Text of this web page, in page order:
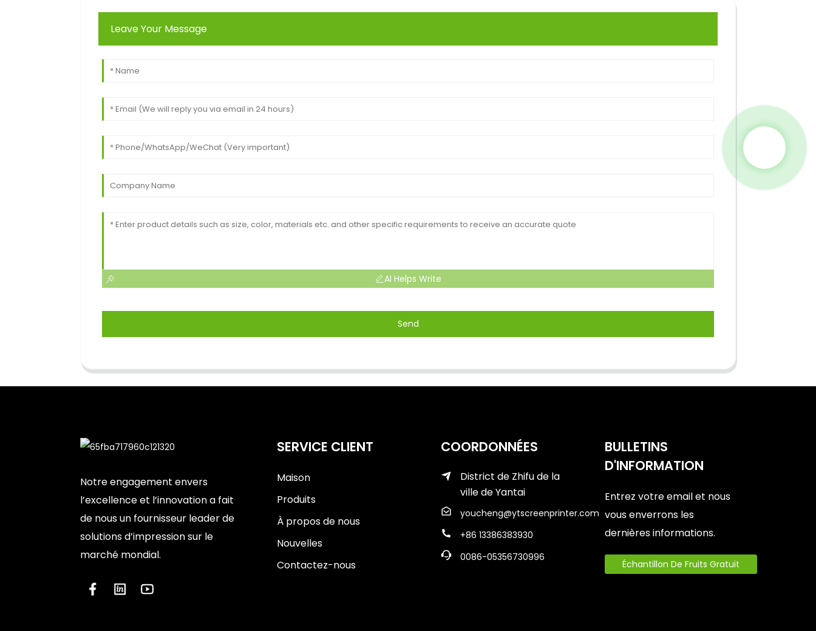
Leave Your Message
AI Helps Write
Send
Notre engagement envers
l’excellence et l’innovation a fait
de nous un fournisseur leader de
solutions d’impression sur le
marché mondial.
SERVICE CLIENT
Maison
Produits
À propos de nous
Nouvelles
Contactez-nous
COORDONNÉES
District de Zhifu de la
ville de Yantai
youcheng@ytscreenprinter.com
+86 13386383930
0086-05356730996
BULLETINS
D'INFORMATION
Entrez votre email et nous
vous enverrons les
dernières informations.
Échantillon De Fruits Gratuit